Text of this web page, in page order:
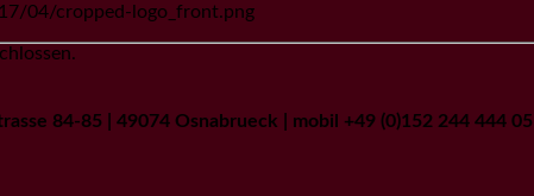
04/cropped-logo_front.png
84-85 | 49074 Osnabrueck | mobil +49 (0)152 244 444 05